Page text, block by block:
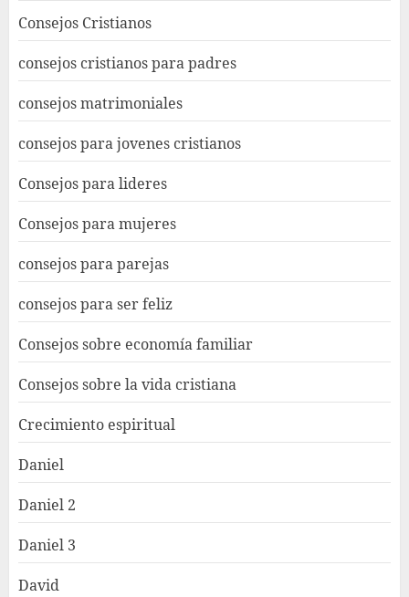
Consejos Cristianos
consejos cristianos para padres
consejos matrimoniales
consejos para jovenes cristianos
Consejos para lideres
Consejos para mujeres
consejos para parejas
consejos para ser feliz
Consejos sobre economía familiar
Consejos sobre la vida cristiana
Crecimiento espiritual
Daniel
Daniel 2
Daniel 3
David